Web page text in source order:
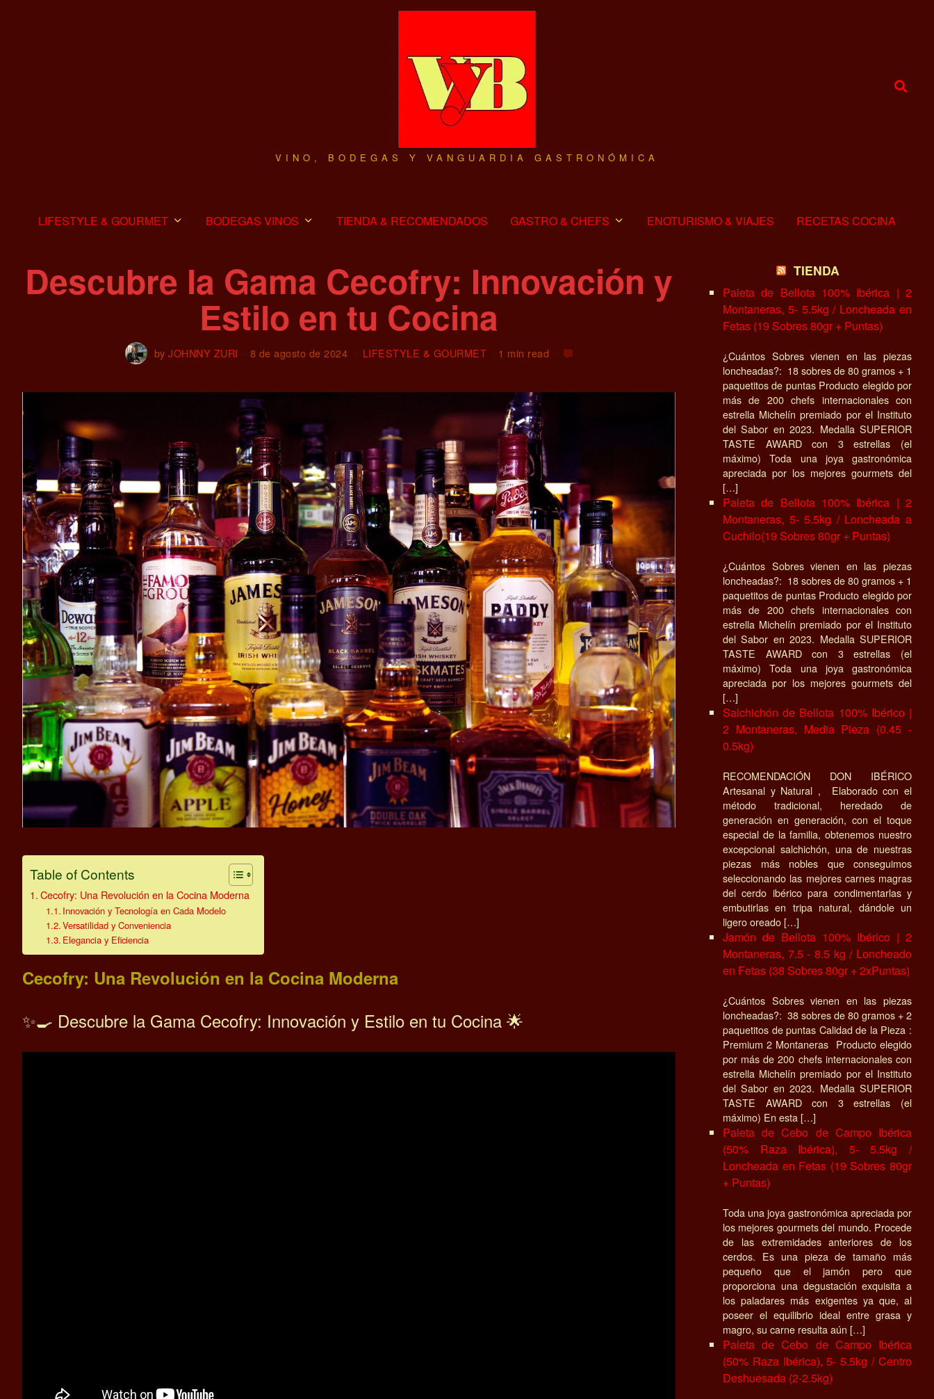
VINO, BODEGAS Y VANGUARDIA GASTRONÓMICA
LIFESTYLE & GOURMET BODEGAS VINOS TIENDA & RECOMENDADOS GASTRO & CHEFS ENOTURISMO & VIAJES RECETAS COCINA
Descubre la Gama Cecofry: Innovación y
Estilo en tu Cocina
by JOHNNY ZURI 8 de agosto de 2024 LIFESTYLE & GOURMET 1 min read
Table of Contents
Cecofry: Una Revolución en la Cocina Moderna
Innovación y Tecnología en Cada Modelo
Versatilidad y Conveniencia
Elegancia y Eficiencia
Cecofry: Una Revolución en la Cocina Moderna
✨🍳 Descubre la Gama Cecofry: Innovación y Estilo en tu Cocina 🌟
TIENDA
Paleta de Bellota 100% Ibérica | 2
Montaneras, 5- 5.5kg / Loncheada en
Fetas (19 Sobres 80gr + Puntas)
¿Cuántos Sobres vienen en las piezas
loncheadas?: 18 sobres de 80 gramos + 1
paquetitos de puntas Producto elegido por
más de 200 chefs internacionales con
estrella Michelín premiado por el Instituto
del Sabor en 2023. Medalla SUPERIOR
TASTE AWARD con 3 estrellas (el
máximo) Toda una joya gastronómica
apreciada por los mejores gourmets del
[…]
Paleta de Bellota 100% Ibérica | 2
Montaneras, 5- 5.5kg / Loncheada a
Cuchilo(19 Sobres 80gr + Puntas)
¿Cuántos Sobres vienen en las piezas
loncheadas?: 18 sobres de 80 gramos + 1
paquetitos de puntas Producto elegido por
más de 200 chefs internacionales con
estrella Michelín premiado por el Instituto
del Sabor en 2023. Medalla SUPERIOR
TASTE AWARD con 3 estrellas (el
máximo) Toda una joya gastronómica
apreciada por los mejores gourmets del
[…]
Salchichón de Bellota 100% Ibérico |
2 Montaneras, Media Pieza (0.45 -
0.5kg)
RECOMENDACIÓN DON IBÉRICO
Artesanal y Natural , Elaborado con el
método tradicional, heredado de
generación en generación, con el toque
especial de la familia, obtenemos nuestro
excepcional salchichón, una de nuestras
piezas más nobles que conseguimos
seleccionando las mejores carnes magras
del cerdo ibérico para condimentarlas y
embutirlas en tripa natural, dándole un
ligero oreado […]
Jamón de Bellota 100% Ibérico | 2
Montaneras, 7.5 - 8.5 kg / Loncheado
en Fetas (38 Sobres 80gr + 2xPuntas)
¿Cuántos Sobres vienen en las piezas
loncheadas?: 38 sobres de 80 gramos + 2
paquetitos de puntas Calidad de la Pieza :
Premium 2 Montaneras Producto elegido
por más de 200 chefs internacionales con
estrella Michelín premiado por el Instituto
del Sabor en 2023. Medalla SUPERIOR
TASTE AWARD con 3 estrellas (el
máximo) En esta […]
Paleta de Cebo de Campo Ibérica
(50% Raza Ibérica), 5- 5.5kg /
Loncheada en Fetas (19 Sobres 80gr
+ Puntas)
Toda una joya gastronómica apreciada por
los mejores gourmets del mundo. Procede
de las extremidades anteriores de los
cerdos. Es una pieza de tamaño más
pequeño que el jamón pero que
proporciona una degustación exquisita a
los paladares más exigentes ya que, al
poseer el equilibrio ideal entre grasa y
magro, su carne resulta aún […]
Paleta de Cebo de Campo Ibérica
(50% Raza Ibérica), 5- 5.5kg / Centro
Deshuesada (2-2.5kg)